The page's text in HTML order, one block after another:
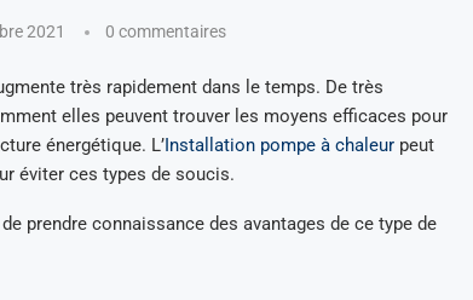
2021 0 commentaires
très rapidement dans le temps. De très
elles peuvent trouver les moyens efficaces pour
énergétique. L’Installation pompe à chaleurpeut
éviter ces types de soucis.
prendre connaissance des avantages de ce type de